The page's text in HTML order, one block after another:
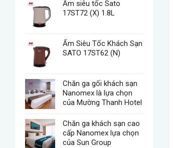
Ấm siêu tốc Sato
17ST72 (X) 1.8L
Ấm Siêu Tốc Khách Sạn
SATO 17ST62 (N)
Chăn ga gối khách sạn
Nanomex là lựa chọn
của Mường Thanh Hotel
Chăn ga khách sạn cao
cấp Nanomex lựa chọn
của Sun Group